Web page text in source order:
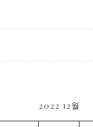
2022 12월